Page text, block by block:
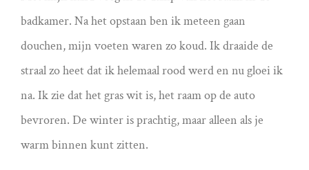
badkamer. Na het opstaan ben ik meteen gaan
douchen, mijn voeten waren zo koud. Ik draaide de
straal zo heet dat ik helemaal rood werd en nu gloei ik
na. Ik zie dat het gras wit is, het raam op de auto
bevroren. De winter is prachtig, maar alleen als je
warm binnen kunt zitten.